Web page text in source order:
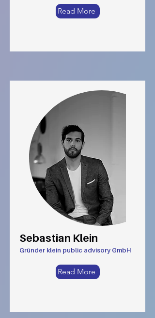
Read More
Sebastian Klein
Gründer klein public advisory GmbH
Read More